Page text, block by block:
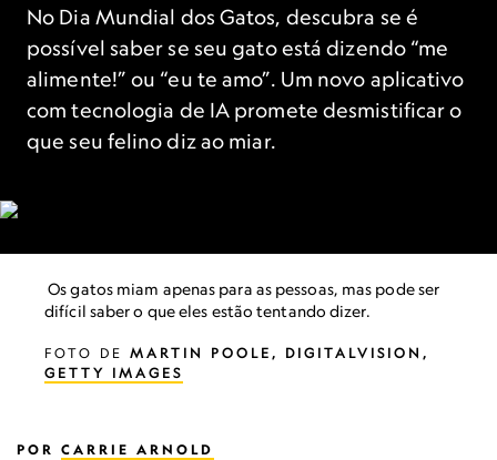
No Dia Mundial dos Gatos, descubra se é
possível saber se seu gato está dizendo “me
alimente!” ou “eu te amo”. Um novo aplicativo
com tecnologia de IA promete desmistificar o
que seu felino diz ao miar.
Os gatos miam apenas para as pessoas, mas pode ser
difícil saber o que eles estão tentando dizer.
FOTO DE MARTIN POOLE, DIGITALVISION,
GETTY IMAGES
POR CARRIE ARNOLD